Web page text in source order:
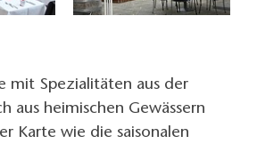
mit Spezialitäten aus der
aus heimischen Gewässern
Karte wie die saisonalen